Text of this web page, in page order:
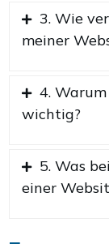
3. Wie
meiner
4.
wichtig?
5. Was
einer